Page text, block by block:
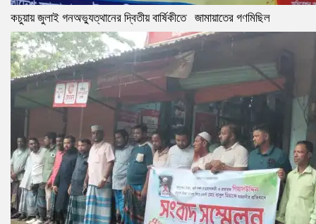
কচুয়ায় জুলাই গনঅভ্যুত্থানের দ্বিতীয় বার্ষিকীতে জামায়াতের গণমিছিল